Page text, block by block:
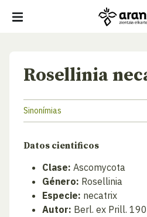
Rosellinia
Sinonímias
Datos cientificos
Clase: Ascomycota
Género: Rosellinia
Especie: necatrix
Autor: Berl. ex Prill.